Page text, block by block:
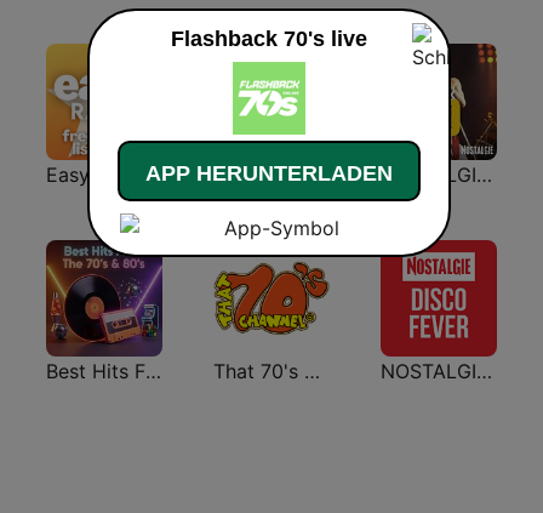
Easy 80's Nostalgie 70 NOSTALGIE ROCK 70
Best Hits From The 70’s & 80’s That 70's Channel NOSTALGIE Disco Fever
Flashback 70's live
APP HERUNTERLADEN